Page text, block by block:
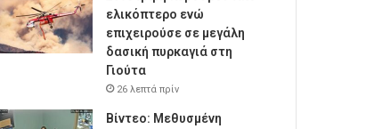
ελικόπτερο ενώ
επιχειρούσε σε μεγάλη
δασική πυρκαγιά στη
Γιούτα
26 λεπτά πρίν
Βίντεο: Μεθυσμένη